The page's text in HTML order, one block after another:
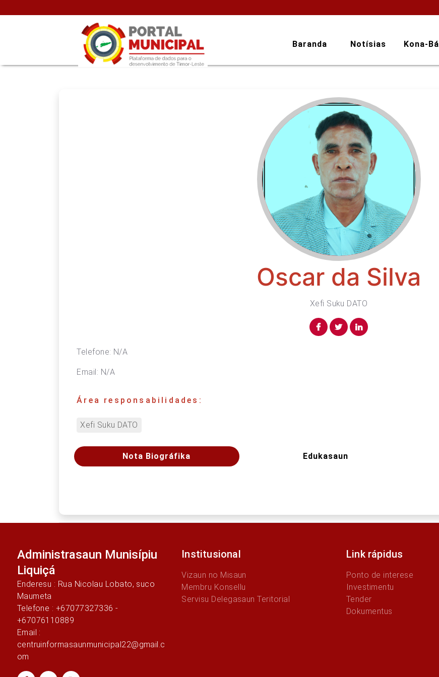
Baranda Notísias Kona-Bá
Oscar da Silva
Xefi Suku DATO
Telefone: N/A
Email: N/A
Área responsabilidades:
Xefi Suku DATO
Nota Biográfika Edukasaun
Administrasaun Munisípiu
Liquiçá
Enderesu : Rua Nicolau Lobato, suco
Maumeta
Telefone : +67077327336 -
+67076110889
Email :
centruinformasaunmunicipal22@gmail.c
om
Institusional
Vizaun no Misaun
Membru Konsellu
Servisu Delegasaun Teritorial
Link rápidus
Ponto de interese
Investimentu
Tender
Dokumentus